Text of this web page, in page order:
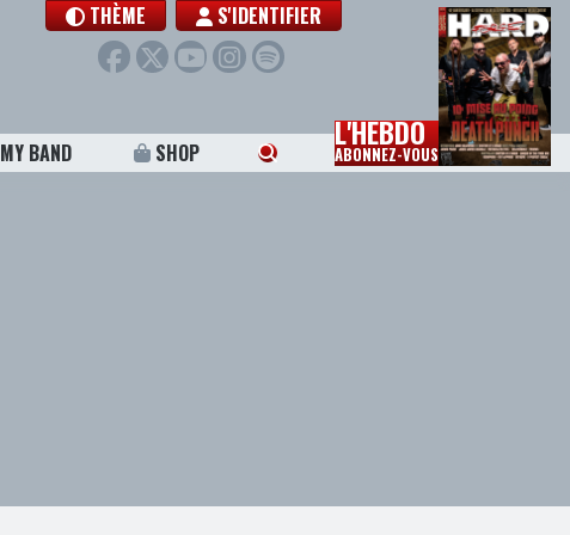
THÈME S'IDENTIFIER
MY BAND SHOP L'HEBDO
ABONNEZ-VOUS